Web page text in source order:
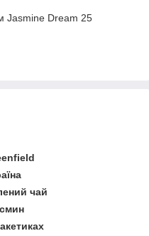
Jasmine Dream 25
чай